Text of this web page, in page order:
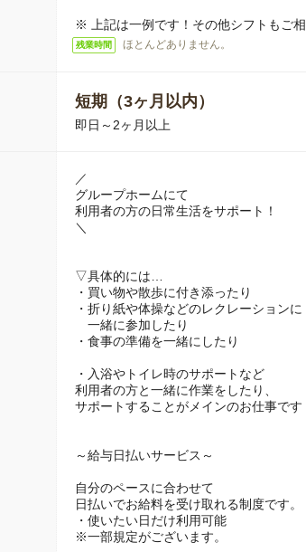
※ 上記は一例です！その他シフトもご相
残業時間 ほとんどありません。
短期（3ヶ月以内）
即日～2ヶ月以上
／
グループホームにて
利用者の方の日常生活をサポート！
＼
▽具体的には…
・買い物や散歩に付き添ったり
・折り紙や体操などのレクレーションに
一緒に参加したり
・食事の準備を一緒にしたり
・入浴やトイレ時のサポートなど
利用者の方と一緒に作業をしたり、
サポートすることがメインのお仕事です
～給与日払いサービス～
自分のペースに合わせて
日払いでお給料を受け取れる制度です。
・使いたい日だけ利用可能
※一部規定がございます。